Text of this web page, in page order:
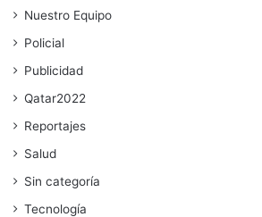
Nuestro Equipo
Policial
Publicidad
Qatar2022
Reportajes
Salud
Sin categoría
Tecnología